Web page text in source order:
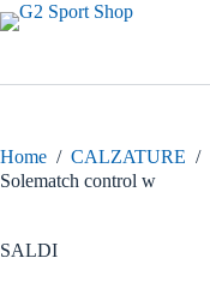
Salta
al
Home / CALZATURE /
Solematch control w
SALDI